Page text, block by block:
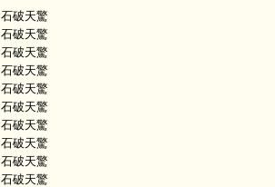
石破天驚
石破天驚
石破天驚
石破天驚
石破天驚
石破天驚
石破天驚
石破天驚
石破天驚
石破天驚